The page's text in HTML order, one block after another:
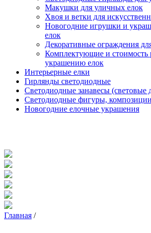
Макушки для уличных елок
Хвоя и ветки для
Новогодние игрушки и
елок
Декоративные ограждения
Комплектующие и стоимость
украшению елок
Интерьерные елки
Гирлянды светодиодные
Светодиодные занавесы (световые
Светодиодные фигуры, композиции
Новогодние елочные украшения
Главная /